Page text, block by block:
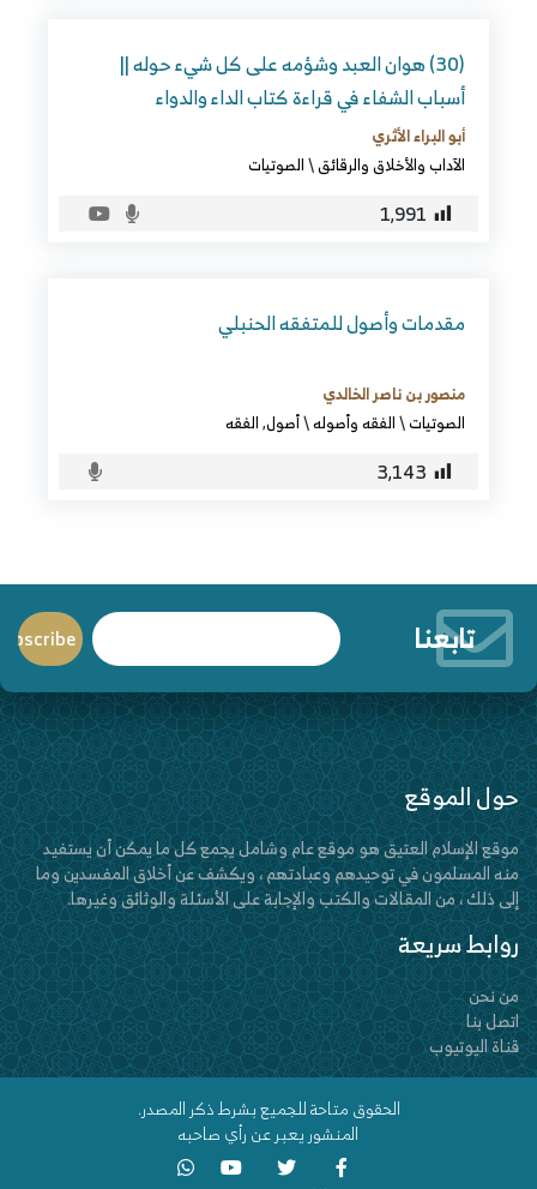
(30) هوان العبد وشؤمه على كل شيء حوله ||
أسباب الشفاء في قراءة كتاب الداء والدواء
أبو البراء الأثري
الآداب والأخلاق والرقائق\الصوتيات
1٬991
مقدمات وأصول للمتفقه الحنبلي
منصور بن ناصر الخالدي
الصوتيات\الفقه وأصوله\أصول,الفقه
3٬143
تابعنا
حول الموقع
موقع الإسلام العتيق هو موقع عام وشامل يجمع كل ما يمكن أن يستفيد
منه المسلمون في توحيدهم وعبادتهم ، ويكشف عن أخلاق المفسدين وما
إلى ذلك ، من المقالات والكتب والإجابة على الأسئلة والوثائق وغيرها.
روابط سريعة
من نحن
اتصل بنا
قناة اليوتيوب
الحقوق متاحة للجميع بشرط ذكر المصدر.
المنشور يعبر عن رأي صاحبه